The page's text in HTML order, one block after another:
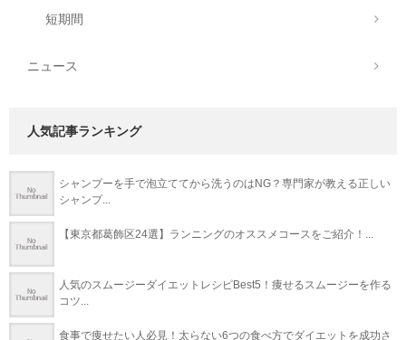
短期間
ニュース
人気記事ランキング
シャンプーを手で泡立ててから洗うのはNG？専門家が教える正しい
シャンプ...
【東京都葛飾区24選】ランニングのオススメコースをご紹介！...
人気のスムージーダイエットレシピBest5！痩せるスムージーを作る
コツ...
食事で痩せたい人必見！太らない6つの食べ方でダイエットを成功さ